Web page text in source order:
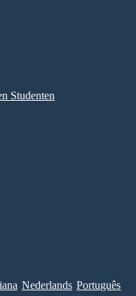
Studenten
Nederlands Português